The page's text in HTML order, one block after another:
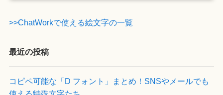
>>ChatWorkで使える絵文字の一覧
最近の投稿
コピペ可能な「D フォント」まとめ！SNSやメールでも